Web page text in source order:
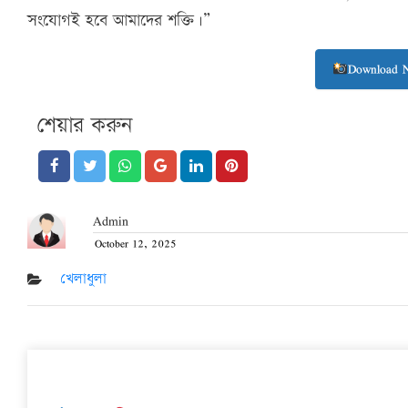
সংযোগই হবে আমাদের শক্তি।”
Download
শেয়ার করুন
Admin
Posted
on
October 12, 2025
খেলাধুলা